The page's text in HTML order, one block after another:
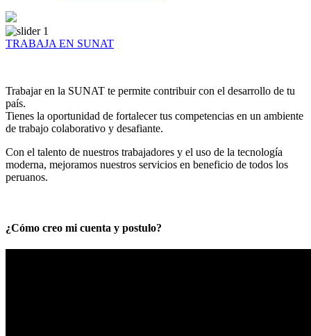
TRABAJA EN SUNAT
Trabajar en la SUNAT te permite contribuir con el desarrollo de tu
país.
Tienes la oportunidad de fortalecer tus competencias en un ambiente
de trabajo colaborativo y desafiante.
Con el talento de nuestros trabajadores y el uso de la tecnología
moderna, mejoramos nuestros servicios en beneficio de todos los
peruanos.
¿Cómo creo mi cuenta y postulo?